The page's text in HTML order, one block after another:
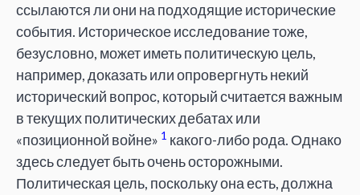
ссылаются ли они на подходящие исторические
события. Историческое исследование тоже,
безусловно, может иметь политическую цель,
например, доказать или опровергнуть некий
исторический вопрос, который считается важным
в текущих политических дебатах или
«позиционной войне» 1 какого-либо рода. Однако
здесь следует быть очень осторожными.
Политическая цель, поскольку она есть, должна